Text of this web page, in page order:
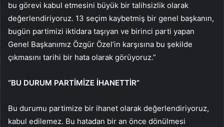
bu görevi kabul etmesini büyük bir talihsizlik olarak
değerlendiriyoruz. 13 seçim kaybetmiş bir genel başkanın,
bugün partimizi iktidara taşıyan ve birinci parti yapan
Genel Başkanımız Özgür Özel’in karşısına bu şekilde
çıkmasını tarihi bir hata olarak görüyoruz.”
“BU DURUM PARTİMİZE İHANETTİR”
Bu durumu partimize bir ihanet olarak değerlendiriyoruz,
kabul edilemez. Bu hatadan bir an önce dönülmesi